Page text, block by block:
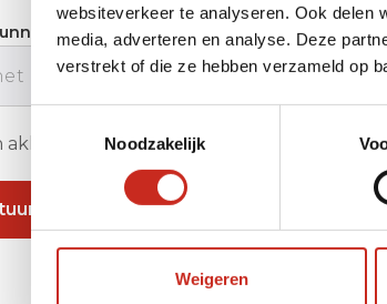
websiteverkeer te analyseren. Ook delen
media, adverteren en analyse. Deze
verstrekt of die ze hebben verzameld op
Noodzakelijk
Weigeren
wij u het beste telefonisch bereiken?
akkoord met de Privacy policy van